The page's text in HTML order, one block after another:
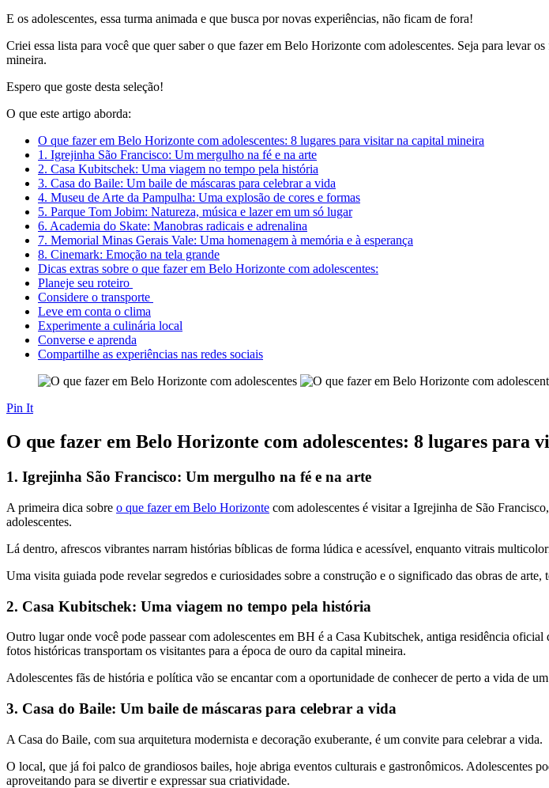
E os adolescentes, essa turma animada e que busca por novas experiências, não ficam de fora!
Criei essa lista para você que quer saber o que fazer em Belo Horizonte com adolescentes. Seja para levar
mineira.
Espero que goste desta seleção!
O que este artigo aborda:
O que fazer em Belo Horizonte com adolescentes: 8 lugares para visitar na capital mineira
1. Igrejinha São Francisco: Um mergulho na fé e na arte
2. Casa Kubitschek: Uma viagem no tempo pela história
3. Casa do Baile: Um baile de máscaras para celebrar a vida
4. Museu de Arte da Pampulha: Uma explosão de cores e formas
5. Parque Tom Jobim: Natureza, música e lazer em um só lugar
6. Academia do Skate: Manobras radicais e adrenalina
7. Memorial Minas Gerais Vale: Uma homenagem à memória e à esperança
8. Cinemark: Emoção na tela grande
Dicas extras sobre o que fazer em Belo Horizonte com adolescentes:
Planeje seu roteiro
Considere o transporte
Leve em conta o clima
Experimente a culinária local
Converse e aprenda
Compartilhe as experiências nas redes sociais
Pin It
O que fazer em Belo Horizonte com adolescentes: 8 lugares para
1. Igrejinha São Francisco: Um mergulho na fé e na arte
A primeira dica sobre o que fazer em Belo Horizonte com adolescentes é visitar a Igrejinha de São
adolescentes.
Lá dentro, afrescos vibrantes narram histórias bíblicas de forma lúdica e acessível, enquanto vitrais
Uma visita guiada pode revelar segredos e curiosidades sobre a construção e o significado das obras de
2. Casa Kubitschek: Uma viagem no tempo pela história
Outro lugar onde você pode passear com adolescentes em BH é a Casa Kubitschek, antiga residência
fotos históricas transportam os visitantes para a época de ouro da capital mineira.
Adolescentes fãs de história e política vão se encantar com a oportunidade de conhecer de perto a vida de
3. Casa do Baile: Um baile de máscaras para celebrar a vida
A Casa do Baile, com sua arquitetura modernista e decoração exuberante, é um convite para celebrar a vida.
O local, que já foi palco de grandiosos bailes, hoje abriga eventos culturais e gastronômicos. Adolescentes
aproveitando para se divertir e expressar sua criatividade.